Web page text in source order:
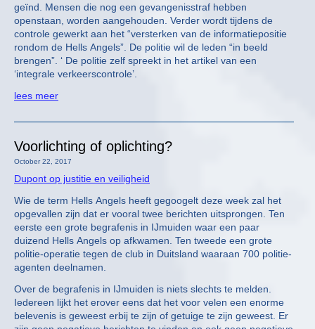
geïnd. Mensen die nog een gevangenisstraf hebben
openstaan, worden aangehouden. Verder wordt tijdens de
controle gewerkt aan het “versterken van de informatiepositie
rondom de Hells Angels”. De politie wil de leden “in beeld
brengen”. ‘ De politie zelf spreekt in het artikel van een
‘integrale verkeerscontrole’.
lees meer
Voorlichting of oplichting?
October 22, 2017
Dupont op justitie en veiligheid
Wie de term Hells Angels heeft gegoogelt deze week zal het
opgevallen zijn dat er vooral twee berichten uitsprongen. Ten
eerste een grote begrafenis in IJmuiden waar een paar
duizend Hells Angels op afkwamen. Ten tweede een grote
politie-operatie tegen de club in Duitsland waaraan 700 politie-
agenten deelnamen.
Over de begrafenis in IJmuiden is niets slechts te melden.
Iedereen lijkt het erover eens dat het voor velen een enorme
belevenis is geweest erbij te zijn of getuige te zijn geweest. Er